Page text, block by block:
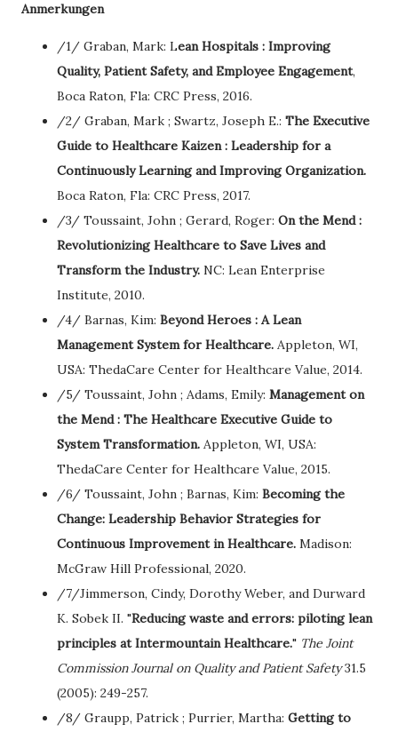
Anmerkungen
/1/ Graban, Mark: Lean Hospitals : Improving
Quality, Patient Safety, and Employee Engagement,
Boca Raton, Fla: CRC Press, 2016.
/2/ Graban, Mark ; Swartz, Joseph E.: The Executive
Guide to Healthcare Kaizen : Leadership for a
Continuously Learning and Improving Organization.
Boca Raton, Fla: CRC Press, 2017.
/3/ Toussaint, John ; Gerard, Roger: On the Mend :
Revolutionizing Healthcare to Save Lives and
Transform the Industry. NC: Lean Enterprise
Institute, 2010.
/4/ Barnas, Kim: Beyond Heroes : A Lean
Management System for Healthcare. Appleton, WI,
USA: ThedaCare Center for Healthcare Value, 2014.
/5/ Toussaint, John ; Adams, Emily: Management on
the Mend : The Healthcare Executive Guide to
System Transformation. Appleton, WI, USA:
ThedaCare Center for Healthcare Value, 2015.
/6/ Toussaint, John ; Barnas, Kim: Becoming the
Change: Leadership Behavior Strategies for
Continuous Improvement in Healthcare. Madison:
McGraw Hill Professional, 2020.
/7/Jimmerson, Cindy, Dorothy Weber, and Durward
K. Sobek II. "Reducing waste and errors: piloting lean
principles at Intermountain Healthcare." The Joint
Commission Journal on Quality and Patient Safety31.5
(2005): 249-257.
/8/ Graupp, Patrick ; Purrier, Martha: Getting to